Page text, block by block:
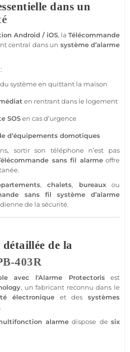
dans un
Android / iOS, la Télécommande
central dans un systèmed’alarme
du systèmeen quittant la maison
en rentrant dans le logement
SOSen cas d’urgence
d’équipements domotiques
sortir son téléphone n’est pas
sans fil alarmeoffre
, chalets, bureauxou
sans fil systèmed’alarme
de la sécurité.
de la
403R
avec l'Alarme Protectorisest
, un fabricant reconnu dans le
électronique et dessystèmes
.
alarme dispose desix